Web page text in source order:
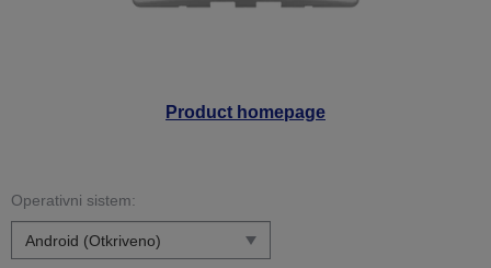
Product homepage
Operativni sistem: